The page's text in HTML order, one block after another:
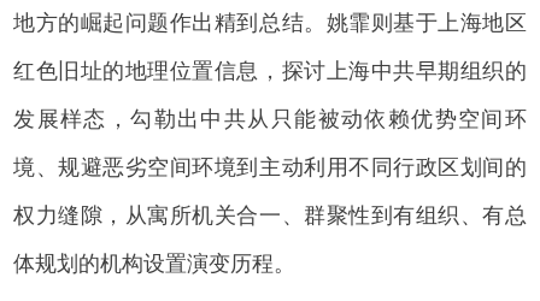
地方的崛起问题作出精到总结。姚霏则基于上海地区
红色旧址的地理位置信息，探讨上海中共早期组织的
发展样态，勾勒出中共从只能被动依赖优势空间环
境、规避恶劣空间环境到主动利用不同行政区划间的
权力缝隙，从寓所机关合一、群聚性到有组织、有总
体规划的机构设置演变历程。